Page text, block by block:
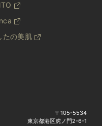
たの美肌
〒105-5534
東京都港区虎ノ門2-6-1